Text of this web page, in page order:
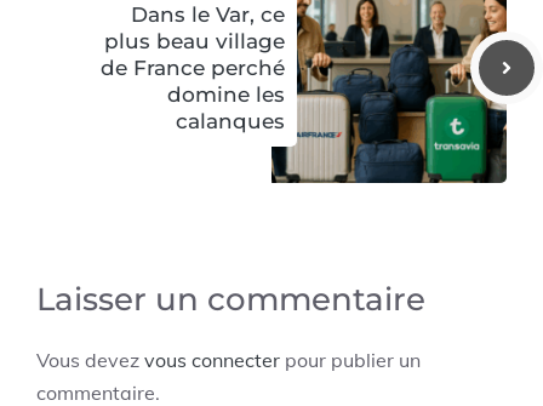
Dans le Var, ce
plus beau village
de France perché
domine les
calanques
Laisser un commentaire
Vous devez vous connecter pour publier un
commentaire.